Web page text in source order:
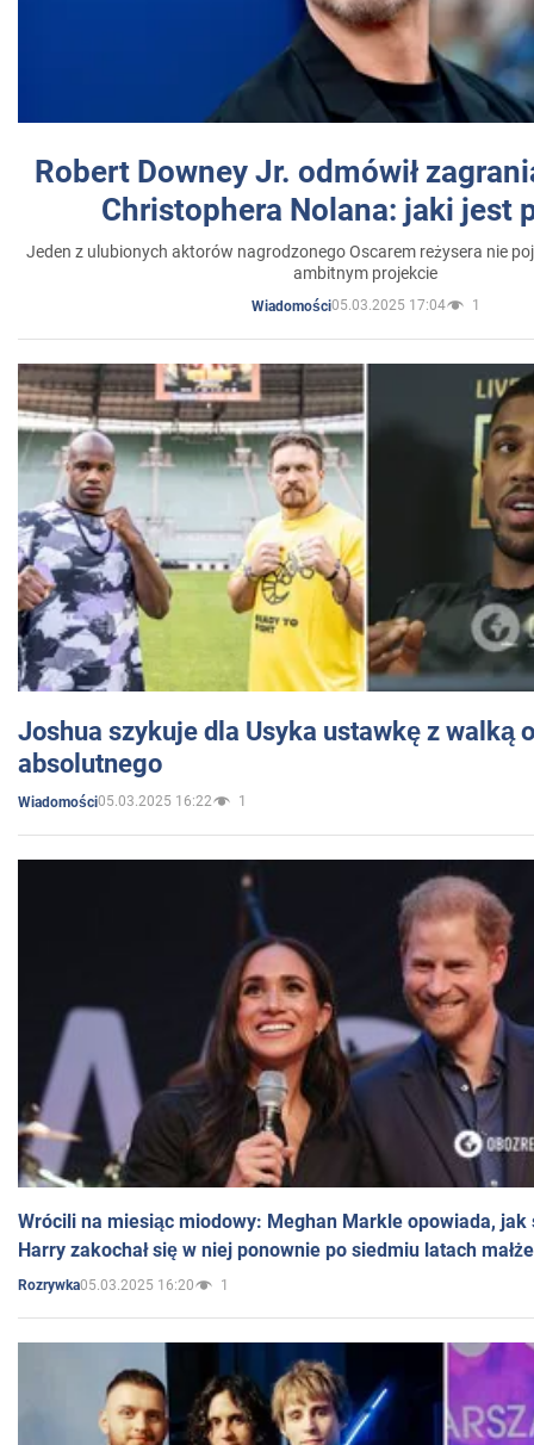
Robert Downey Jr. odmówił
Christophera Nolana: jaki jest
Jeden z ulubionych aktorów nagrodzonego Oscarem reżysera nie
ambitnym projekcie
Wiadomości05.03.2025 17:04 1
Joshua szykuje dla Usyka ustawkę z walką
absolutnego
Wiadomości05.03.2025 16:22 1
Wrócili na miesiąc miodowy: Meghan Markle opowiada, jak
Harry zakochał się w niej ponownie po siedmiu latach
Rozrywka05.03.2025 16:20 1